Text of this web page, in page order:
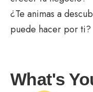
¿Te animas a
puede hacer por ti?
What's